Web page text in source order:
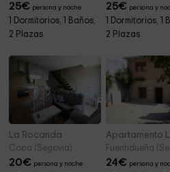
25€ persona y noche
1 Dormitorios, 1 Baños,
2 Plazas
25€ persona y
1 Dormitorios, 1
2 Plazas
La Rocanda
Coca (Segovia)
20€ persona y noche
Apartamento
Fuentidueña
24€ persona y